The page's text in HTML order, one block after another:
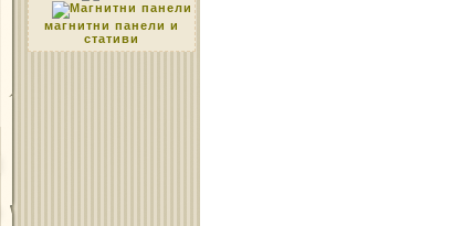
магнитни панели и
стативи